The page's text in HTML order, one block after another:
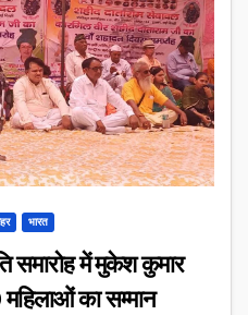
भारत
समारोह में मुकेश कुमार
का सम्मान